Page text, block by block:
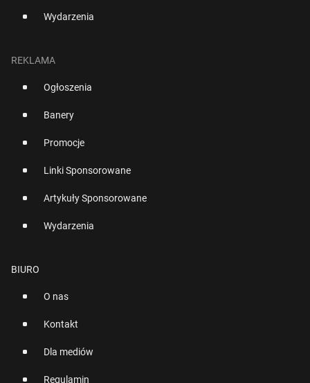
Wydarzenia
REKLAMA
Ogłoszenia
Banery
Promocje
Linki Sponsorowane
Artykuły Sponsorowane
Wydarzenia
BIURO
O nas
Kontakt
Dla mediów
Regulamin